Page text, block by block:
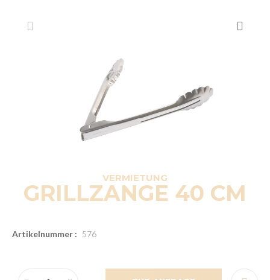
VERMIETUNG
GRILLZANGE 40 CM
Artikelnummer : 576